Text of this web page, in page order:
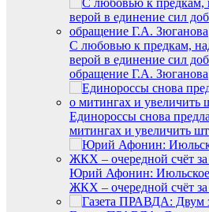
С любовью к предкам,
верой в единение сил
обращение Г.А. Зюганова
Единороссы снова
митингах и увеличить
Юрий Афонин:
ЖКХ – очередной счёт